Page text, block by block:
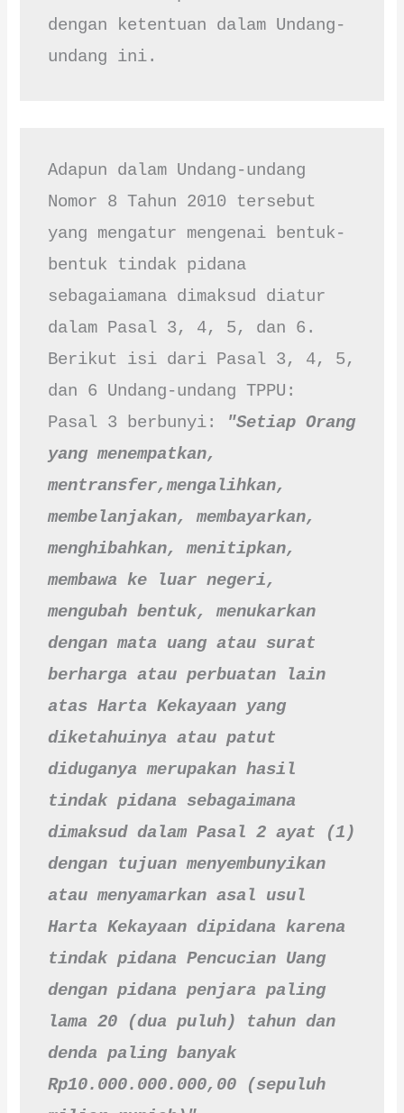
dengan ketentuan dalam Undang-
undang ini.
Adapun dalam Undang-undang
Nomor 8 Tahun 2010 tersebut
yang mengatur mengenai bentuk-
bentuk tindak pidana
sebagaiamana dimaksud diatur
dalam Pasal 3, 4, 5, dan 6.
Berikut isi dari Pasal 3, 4, 5,
dan 6 Undang-undang TPPU:
Pasal 3 berbunyi:
"Setiap Orang
yang menempatkan,
mentransfer,mengalihkan,
membelanjakan, membayarkan,
menghibahkan, menitipkan,
membawa ke luar negeri,
mengubah bentuk, menukarkan
dengan mata uang atau surat
berharga atau perbuatan lain
atas Harta Kekayaan yang
diketahuinya atau patut
diduganya merupakan hasil
tindak pidana sebagaimana
dimaksud dalam Pasal 2 ayat (1)
dengan tujuan menyembunyikan
atau menyamarkan asal usul
Harta Kekayaan dipidana karena
tindak pidana Pencucian Uang
dengan pidana penjara paling
lama 20 (dua puluh) tahun dan
denda paling banyak
Rp10.000.000.000,00 (sepuluh